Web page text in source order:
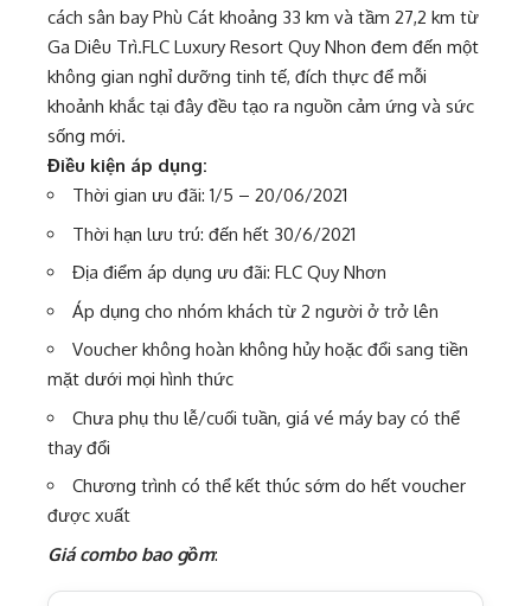
cách sân bay Phù Cát khoảng 33 km và tầm 27,2 km từ
Ga Diêu Trì.FLC Luxury Resort Quy Nhon đem đến một
không gian nghỉ dưỡng tinh tế, đích thực để mỗi
khoảnh khắc tại đây đều tạo ra nguồn cảm ứng và sức
sống mới.
Điều kiện áp dụng:
Thời gian ưu đãi: 1/5 – 20/06/2021
Thời hạn lưu trú: đến hết 30/6/2021
Địa điểm áp dụng ưu đãi: FLC Quy Nhơn
Áp dụng cho nhóm khách từ 2 người ở trở lên
Voucher không hoàn không hủy hoặc đổi sang tiền
mặt dưới mọi hình thức
Chưa phụ thu lễ/cuối tuần, giá vé máy bay có thể
thay đổi
Chương trình có thể kết thúc sớm do hết voucher
được xuất
Giá combo bao gồm: